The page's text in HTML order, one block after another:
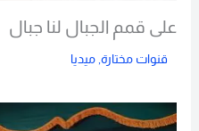
على قمم الجبال لنا جبال
قنوات مختارة,ميديا